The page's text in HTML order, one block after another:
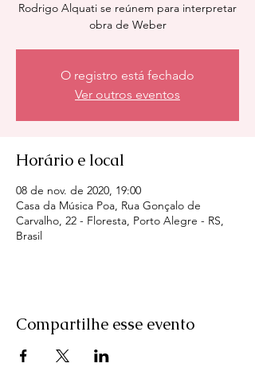
Rodrigo Alquati se reúnem para interpretar
obra de Weber
O registro está fechado
Ver outros eventos
Horário e local
08 de nov. de 2020, 19:00
Casa da Música Poa, Rua Gonçalo de
Carvalho, 22 - Floresta, Porto Alegre - RS,
Brasil
Compartilhe esse evento